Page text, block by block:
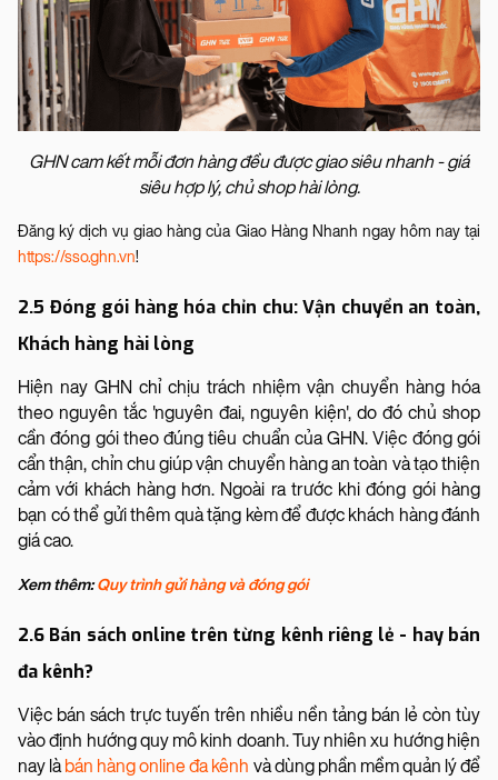
GHN cam kết mỗi đơn hàng đều được giao siêu nhanh - giá
siêu hợp lý, chủ shop hài lòng.
Đăng ký dịch vụ giao hàng của Giao Hàng Nhanh ngay hôm nay tại
https://sso.ghn.vn!
2.5 Đóng gói hàng hóa chỉn chu: Vận chuyển an toàn,
Khách hàng hài lòng
Hiện nay GHN chỉ chịu trách nhiệm vận chuyển hàng hóa
theo nguyên tắc 'nguyên đai, nguyên kiện', do đó chủ shop
cần đóng gói theo đúng tiêu chuẩn của GHN. Việc đóng gói
cẩn thận, chỉn chu giúp vận chuyển hàng an toàn và tạo thiện
cảm với khách hàng hơn. Ngoài ra trước khi đóng gói hàng
bạn có thể gửi thêm quà tặng kèm để được khách hàng đánh
giá cao.
Xem thêm:Quy trình gửi hàng và đóng gói
2.6 Bán sách online trên từng kênh riêng lẻ - hay bán
đa kênh?
Việc bán sách trực tuyến trên nhiều nền tảng bán lẻ còn tùy
vào định hướng quy mô kinh doanh. Tuy nhiên xu hướng hiện
nay làbán hàng online đa kênh và dùng phần mềm quản lý để